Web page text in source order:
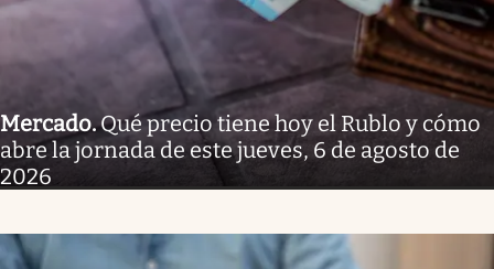
Mercado.Qué precio tiene hoy el Rublo y cómo
abre la jornada de este jueves, 6 de agosto de
2026